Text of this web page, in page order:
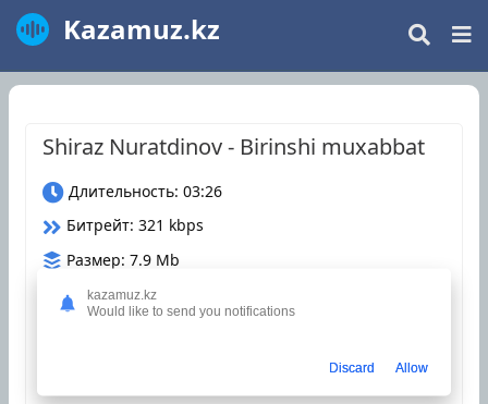
Kazamuz.kz
Shiraz Nuratdinov - Birinshi muxabbat
Длительность: 03:26
Битрейт: 321 kbps
Размер: 7.9 Mb
Дата релиза: 19 Декабрь 2024
kazamuz.kz
Would like to send you notifications
Discard Allow